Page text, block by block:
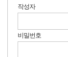
작성자
비밀번호